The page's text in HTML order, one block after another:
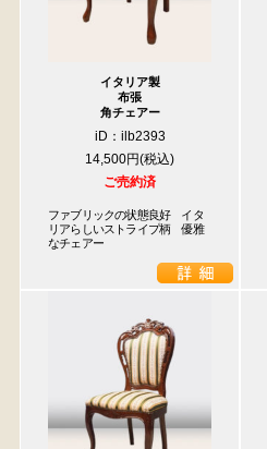
イタリア製
布張
角チェアー
iD：ilb2393
14,500円
ご売約済
ファブリックの状態良好　イタ
リアらしいストライプ柄　優雅
なチェアー